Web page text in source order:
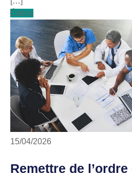
Éditos
15/04/2026
Remettre de